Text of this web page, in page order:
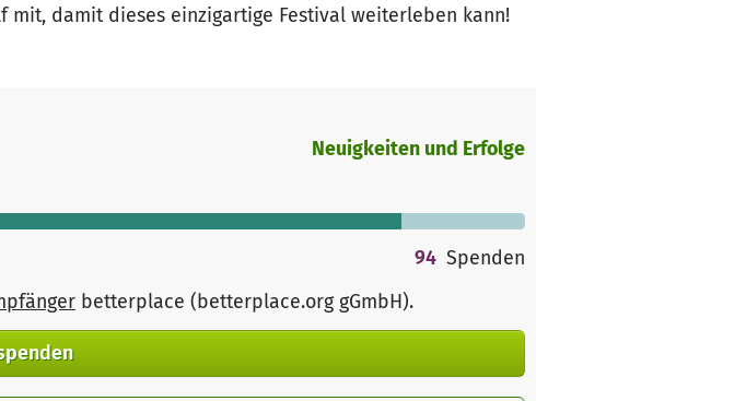
mit, damit dieses einzigartige Festival weiterleben kann!
Neuigkeiten und Erfolge
94 Spenden
betterplace (betterplace.org gGmbH).